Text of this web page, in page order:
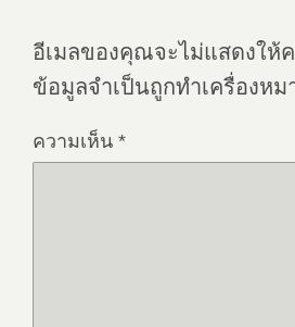
อีเมลของคุณจะไม่แสดงให้
ข้อมูลจำเป็นถูกทำเครื่องหม
ความเห็น *